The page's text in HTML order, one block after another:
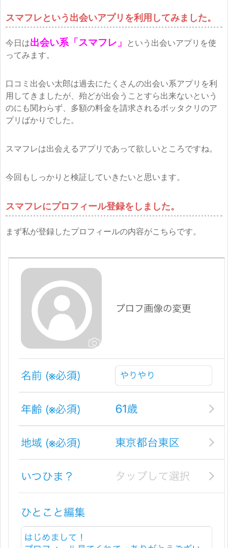
スマフレという出会いアプリを利用してみました。
今日は出会い系「スマフレ」
という出会いアプリを使
ってみます。
口コミ出会い太郎は過去にたくさんの出会い系アプリを利
用してきましたが、殆どが出会うことすら出来ないという
のにも関わらず、多額の料金を請求されるボッタクリのア
プリばかりでした。
スマフレは出会えるアプリであって欲しいところですね。
今回もしっかりと検証していきたいと思います。
スマフレにプロフィール登録をしました。
まず私が登録したプロフィールの内容がこちらです。